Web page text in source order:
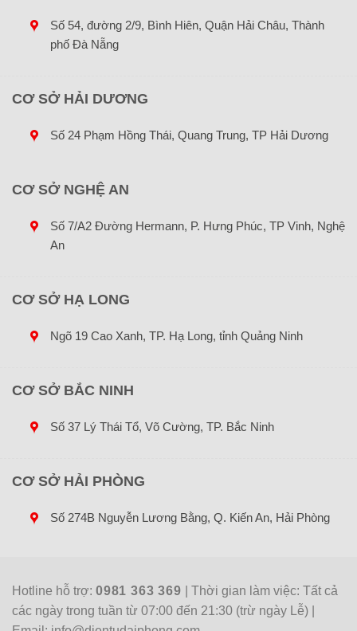
Số 54, đường 2/9, Bình Hiên, Quận Hải Châu, Thành
phố Đà Nẵng
CƠ SỞ HẢI DƯƠNG
Số 24 Phạm Hồng Thái, Quang Trung, TP Hải Dương
CƠ SỞ NGHỆ AN
Số 7/A2 Đường Hermann, P. Hưng Phúc, TP Vinh, Nghệ
An
CƠ SỞ HẠ LONG
Ngõ 19 Cao Xanh, TP. Hạ Long, tỉnh Quảng Ninh
CƠ SỞ BẮC NINH
Số 37 Lý Thái Tổ, Võ Cường, TP. Bắc Ninh
CƠ SỞ HẢI PHÒNG
Số 274B Nguyễn Lương Bằng, Q. Kiến An, Hải Phòng
Hotline hỗ trợ: 0981 363 369
| Thời gian làm việc: Tất cả
các ngày trong tuần từ 07:00 đến 21:30 (trừ ngày Lễ) |